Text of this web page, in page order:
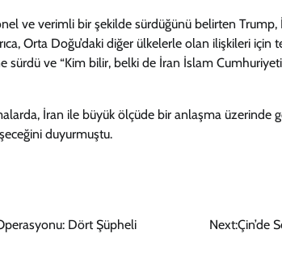
ve verimli bir şekilde sürdüğünü belirten Trump,
Orta Doğu’daki diğer ülkelerle olan ilişkileri
sürdü ve “Kim bilir, belki de İran İslam
İran ile büyük ölçüde bir anlaşma
duyurmuştu.
Dört Şüpheli
Next:Çin’de